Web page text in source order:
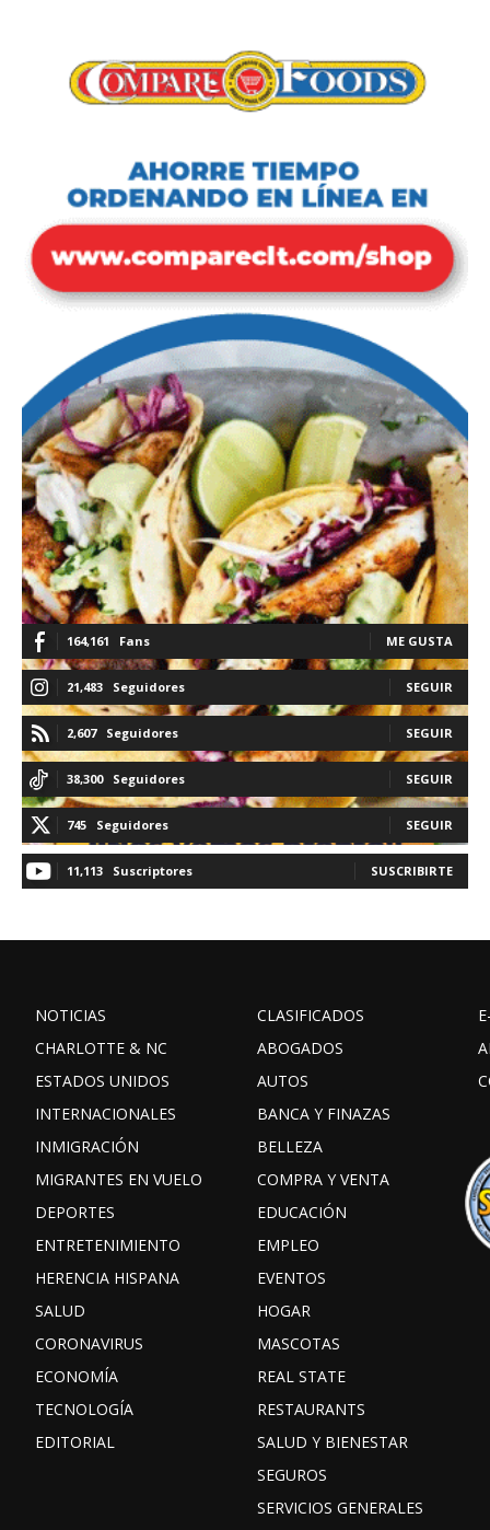
164,161 Fans ME GUSTA
21,483 Seguidores SEGUIR
2,607 Seguidores SEGUIR
38,300 Seguidores SEGUIR
745 Seguidores SEGUIR
11,113 Suscriptores SUSCRIBIRTE
NOTICIAS
CHARLOTTE & NC
ESTADOS UNIDOS
INTERNACIONALES
INMIGRACIÓN
MIGRANTES EN VUELO
DEPORTES
ENTRETENIMIENTO
HERENCIA HISPANA
SALUD
CORONAVIRUS
ECONOMÍA
TECNOLOGÍA
EDITORIAL
CLASIFICADOS
ABOGADOS
AUTOS
BANCA Y FINAZAS
BELLEZA
COMPRA Y VENTA
EDUCACIÓN
EMPLEO
EVENTOS
HOGAR
MASCOTAS
REAL STATE
RESTAURANTS
SALUD Y BIENESTAR
SEGUROS
SERVICIOS GENERALES